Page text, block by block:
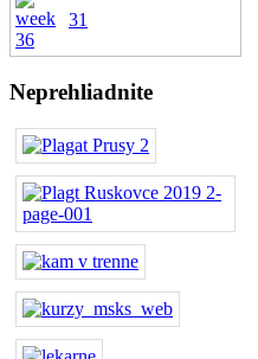
31
Neprehliadnite